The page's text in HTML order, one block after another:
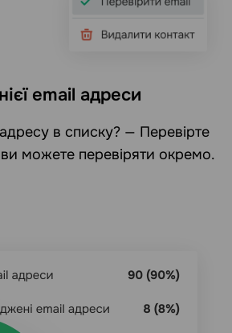
email адреси
в списку? — Перевірте
можете перевіряти окремо.